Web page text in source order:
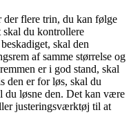
der flere trin, du kan følge
skal du kontrollere
skal den
af samme størrelse og
er i god stand, skal
den er for løs, skal du
du løsne den. Det kan være
justeringsværktøj til at